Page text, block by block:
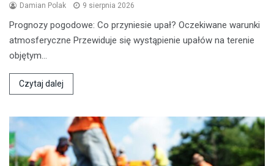
Damian Polak 9 sierpnia 2026
Prognozy pogodowe: Co przyniesie upał? Oczekiwane warunki
atmosferyczne Przewiduje się wystąpienie upałów na terenie
objętym…
Czytaj dalej